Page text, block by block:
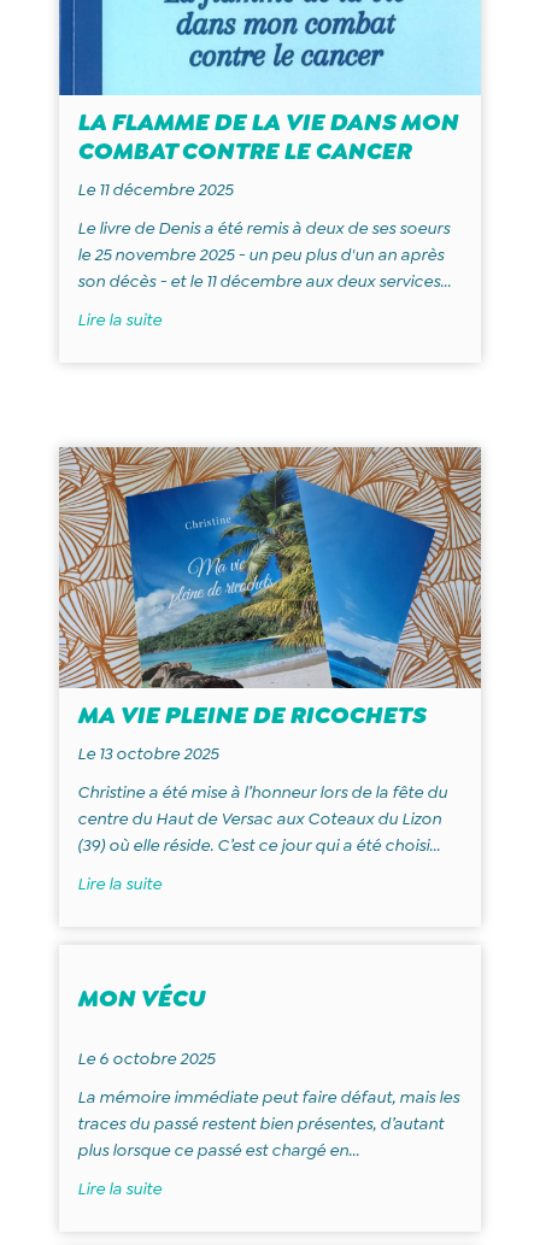
LA FLAMME DE LA VIE DANS MON
COMBAT CONTRE LE CANCER
Le 11 décembre 2025
Le livre de Denis a été remis à deux de ses soeurs
le 25 novembre 2025 - un peu plus d'un an après
son décès - et le 11 décembre aux deux services...
Lire la suite
MA VIE PLEINE DE RICOCHETS
Le 13 octobre 2025
Christine a été mise à l’honneur lors de la fête du
centre du Haut de Versac aux Coteaux du Lizon
(39) où elle réside. C’est ce jour qui a été choisi...
Lire la suite
MON VÉCU
Le 6 octobre 2025
La mémoire immédiate peut faire défaut, mais les
traces du passé restent bien présentes, d’autant
plus lorsque ce passé est chargé en...
Lire la suite